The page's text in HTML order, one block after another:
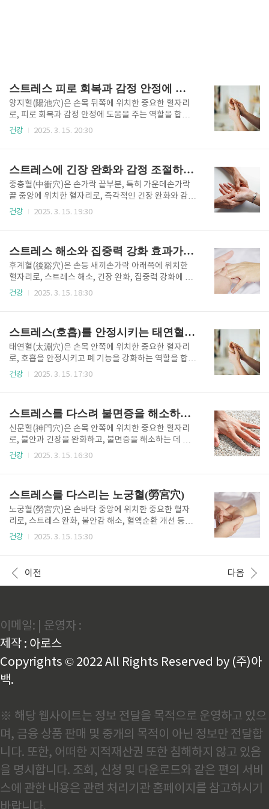
스트레스 피로 회복과 감정 안정에 도움 되는 양지혈(陽池穴)
양지혈(陽池穴)은 손목 뒤쪽에 위치한 중요한 혈자리
로, 피로 회복과 감정 안정에 도움을 주는 역할을 합니
다. 특히, 손을 많이 사용하는 직장인이나 학생들에게
도 도움이 됩니다. 본 글에서는 양지혈의 정확한 위치와
효과, 올바른 지압 방법, 실생활에서 활용하는 방법까지
상세히 알아보겠습니다.1. 스트레스 피로 회복과 감정
안정에 도움이 되는 양지혈(陽池穴)의 위치와 주요 효
과양지혈(陽池穴)은 손목 뒤쪽, 손등과 손목이 만나는
에 중요한 역할을 합..
건강 2025. 3. 15. 20:30
스트레스에 긴장 완화와 감정 조절하는 중충혈(中衝穴)
중충혈(中衝穴)은 손가락 끝부분, 특히 가운데손가락
끝 중앙에 위치한 혈자리로, 즉각적인 긴장 완화와 감정
조절에 효과적입니다. 이 혈자리는 심경(心經)과 연결
촉진, 집중력 향상에도 도움이 됩니다. 본 글에서는 중
충혈의 위치와 주요 효과, 올바른 지압 방법, 실생활에
서 활용하는 방법까지 상세하게 알아보겠습니다.1. 스
트레스에 긴장완화와 감정을 조절 하는 중충혈(中衝
穴)의 위치와 주요 효과중충혈(中衝穴)은 가운데손가
조절, 스트레스 해소, 신..
건강 2025. 3. 15. 19:30
스트레스 해소와 집중력 강화 효과가 있는 후계혈(後谿穴)
후계혈(後谿穴)은 손등 새끼손가락 아래쪽에 위치한
혈자리로, 스트레스 해소, 긴장 완화, 집중력 강화에 효
과적입니다. 특히, 현대인들이 겪는 만성 피로와 정신적
게 추천됩니다. 본 글에서는 후계혈의 위치와 주요 효
과, 올바른 지압 방법, 실생활에서 활용하는 방법까지
자세히 알아보겠습니다.1. 스트레스 해소와 집중력 강
화 효과가 있는 후계혈(後谿穴)의 위치와 주요 효과후
계혈(後谿穴)은 손등의 새끼손가락 아래쪽, 손바닥과
은 관련이 있습니다. ..
건강 2025. 3. 15. 18:30
스트레스(호흡)를 안정시키는 태연혈(太淵穴)
태연혈(太淵穴)은 손목 안쪽에 위치한 중요한 혈자리
로, 호흡을 안정시키고 폐 기능을 강화하는 역할을 합니
다. 이 혈자리는 폐경(肺經)과 직접 연결되어 있어, 올
호흡을 유도할 수 있습니다. 본 글에서는 태연혈의 위치
와 주요 효과, 올바른 지압 방법, 실생활에서 활용하는
방법까지 자세히 알아보겠습니다.1. 스트레스(호흡)를
안정시키는 태연혈(太淵穴)의 위치와 주요 효과태연혈
(太淵穴)은 손목 안쪽, 엄지손가락 아래쪽에서 맥박이
할을 합니다...
건강 2025. 3. 15. 17:30
스트레스를 다스려 불면증을 해소하는 신문혈(神門穴)
신문혈(神門穴)은 손목 안쪽에 위치한 중요한 혈자리
로, 불안과 긴장을 완화하고, 불면증을 해소하는 데 도
움이 됩니다. 이 혈자리는 심경(心經)과 연결되어 있으
리고 실생활에서 활용하는 방법까지 상세히 알려드립
니다.1. 스트레스를 다스려 불면증을 해소하는 신문혈
(神門穴) 의 위치와 주요 효과신문혈(神門穴)은 손목
안쪽, 새끼손가락 아래쪽에 위치한 혈자리로, 손바닥과
손목이 연결되는 부분의 작은 오목한 곳에 자리 잡고 있
신을 맑게 하며, 감정을 조절하는 효과가 있습니다.신문
혈이 신체에 미치는 주요..
건강 2025. 3. 15. 16:30
스트레스를 다스리는 노궁혈(勞宮穴)
노궁혈(勞宮穴)은 손바닥 중앙에 위치한 중요한 혈자
리로, 스트레스 완화, 불안감 해소, 혈액순환 개선 등의
효과가 있습니다. 특히, 현대인들이 겪는 정신적 피로와
효과, 올바른 지압 방법, 활용법과 주의사항까지 상세하
게 설명하겠습니다.1. 스트레스를 다스리는 노궁혈(勞
包經)에 속하며, 심장의 기운을 조절하는 역할을 합니
다.노궁혈이 신체에 미치는 주요 효과스트레스 및 불안
완화: 노궁혈을 자극하면 자율신경이 안정되면서 긴장
과 불안이 줄어듭니다...
건강 2025. 3. 15. 15:30
이전 다음
이메일: | 운영자 :
제작 : 아로스
Copyrights © 2022 All Rights Reserved by (주)아
백.
※ 해당 웹사이트는 정보 전달을 목적으로 운영하고 있으
며, 금융 상품 판매 및 중개의 목적이 아닌 정보만 전달합
니다. 또한, 어떠한 지적재산권 또한 침해하지 않고 있음
을 명시합니다. 조회, 신청 및 다운로드와 같은 편의 서비
스에 관한 내용은 관련 처리기관 홈페이지를 참고하시기